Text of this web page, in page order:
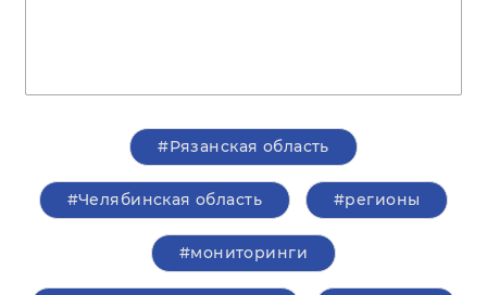
#Рязанская область
#Челябинская область #регионы
#мониторинги